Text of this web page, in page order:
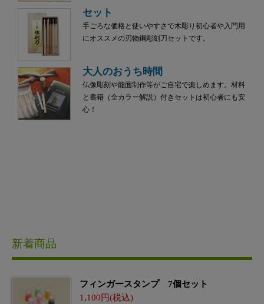
セット
手ごろな価格と使いやすさで木彫り初心者や入門用
にオススメの刃物鋼彫刻刀セットです。
大人のおうち時間
仏像彫刻や能面制作等がご自宅で楽しめます。材料
と書籍（全カラー解説）付きセットは初心者にも安
心！
新着商品
フィンガースタンプ 7個セット
1,100